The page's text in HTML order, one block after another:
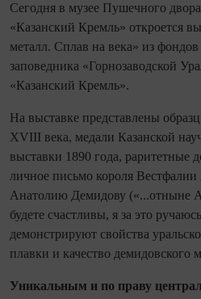
Сегодня в музее Пушечного
«Казанский Кремль» откроется
металл. Сплав на века» из
заповедника «Горнозаводской
«Казанский Кремль».
На выставке представлены
XVIII века, медали Казанской
выставки 1890 года, раритетные
личное письмо короля
Анатолию Демидову («...отныне
будете счастливы, я за это
демонстрируют свойства
плавки и качество демидовского
Уникальным и по праву